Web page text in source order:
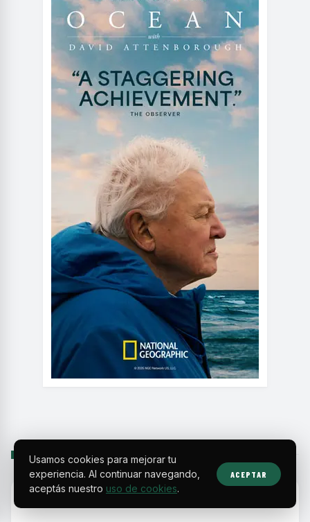
SIGUIENTE
Usamos cookies para mejorar tu
experiencia. Al continuar navegando,
aceptás nuestro uso de cookies.
ACEPTAR